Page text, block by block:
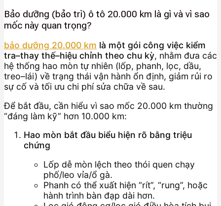
Bảo dưỡng (bảo trì) ô tô 20.000 km là gì và vì sao
mốc này quan trọng?
bảo dưỡng 20.000 km là một gói công việc kiểm
tra–thay thế–hiệu chỉnh theo chu kỳ, nhằm đưa các
hệ thống hao mòn tự nhiên (lốp, phanh, lọc, dầu,
treo–lái) về trạng thái vận hành ổn định, giảm rủi ro
sự cố và tối ưu chi phí sửa chữa về sau.
Để bắt đầu, cần hiểu vì sao mốc 20.000 km thường
“đáng làm kỹ” hơn 10.000 km:
Hao mòn bắt đầu biểu hiện rõ bằng triệu
chứng
Lốp dễ mòn lệch theo thói quen chạy
phố/leo vỉa/ổ gà.
Phanh có thể xuất hiện “rít”, “rung”, hoặc
hành trình bàn đạp dài hơn.